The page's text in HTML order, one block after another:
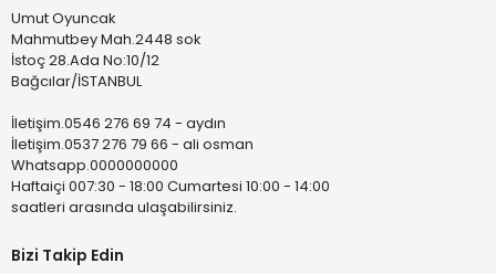
Umut Oyuncak
Mahmutbey Mah.2448 sok
İstoç 28.Ada No:10/12
Bağcılar/İSTANBUL
İletişim.0546 276 69 74 - aydın
İletişim.0537 276 79 66 - ali osman
Whatsapp.0000000000
Haftaiçi 007:30 - 18:00 Cumartesi 10:00 - 14:00
saatleri arasında ulaşabilirsiniz.
Bizi Takip Edin